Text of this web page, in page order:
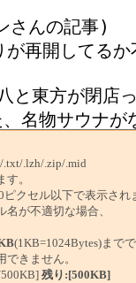
/.txt/.lzh/.zip/.mid
。
クセル以下で表示され
が不適切な場合、
(1KB=1024Bytes)まで
きません。
残り:[500KB]